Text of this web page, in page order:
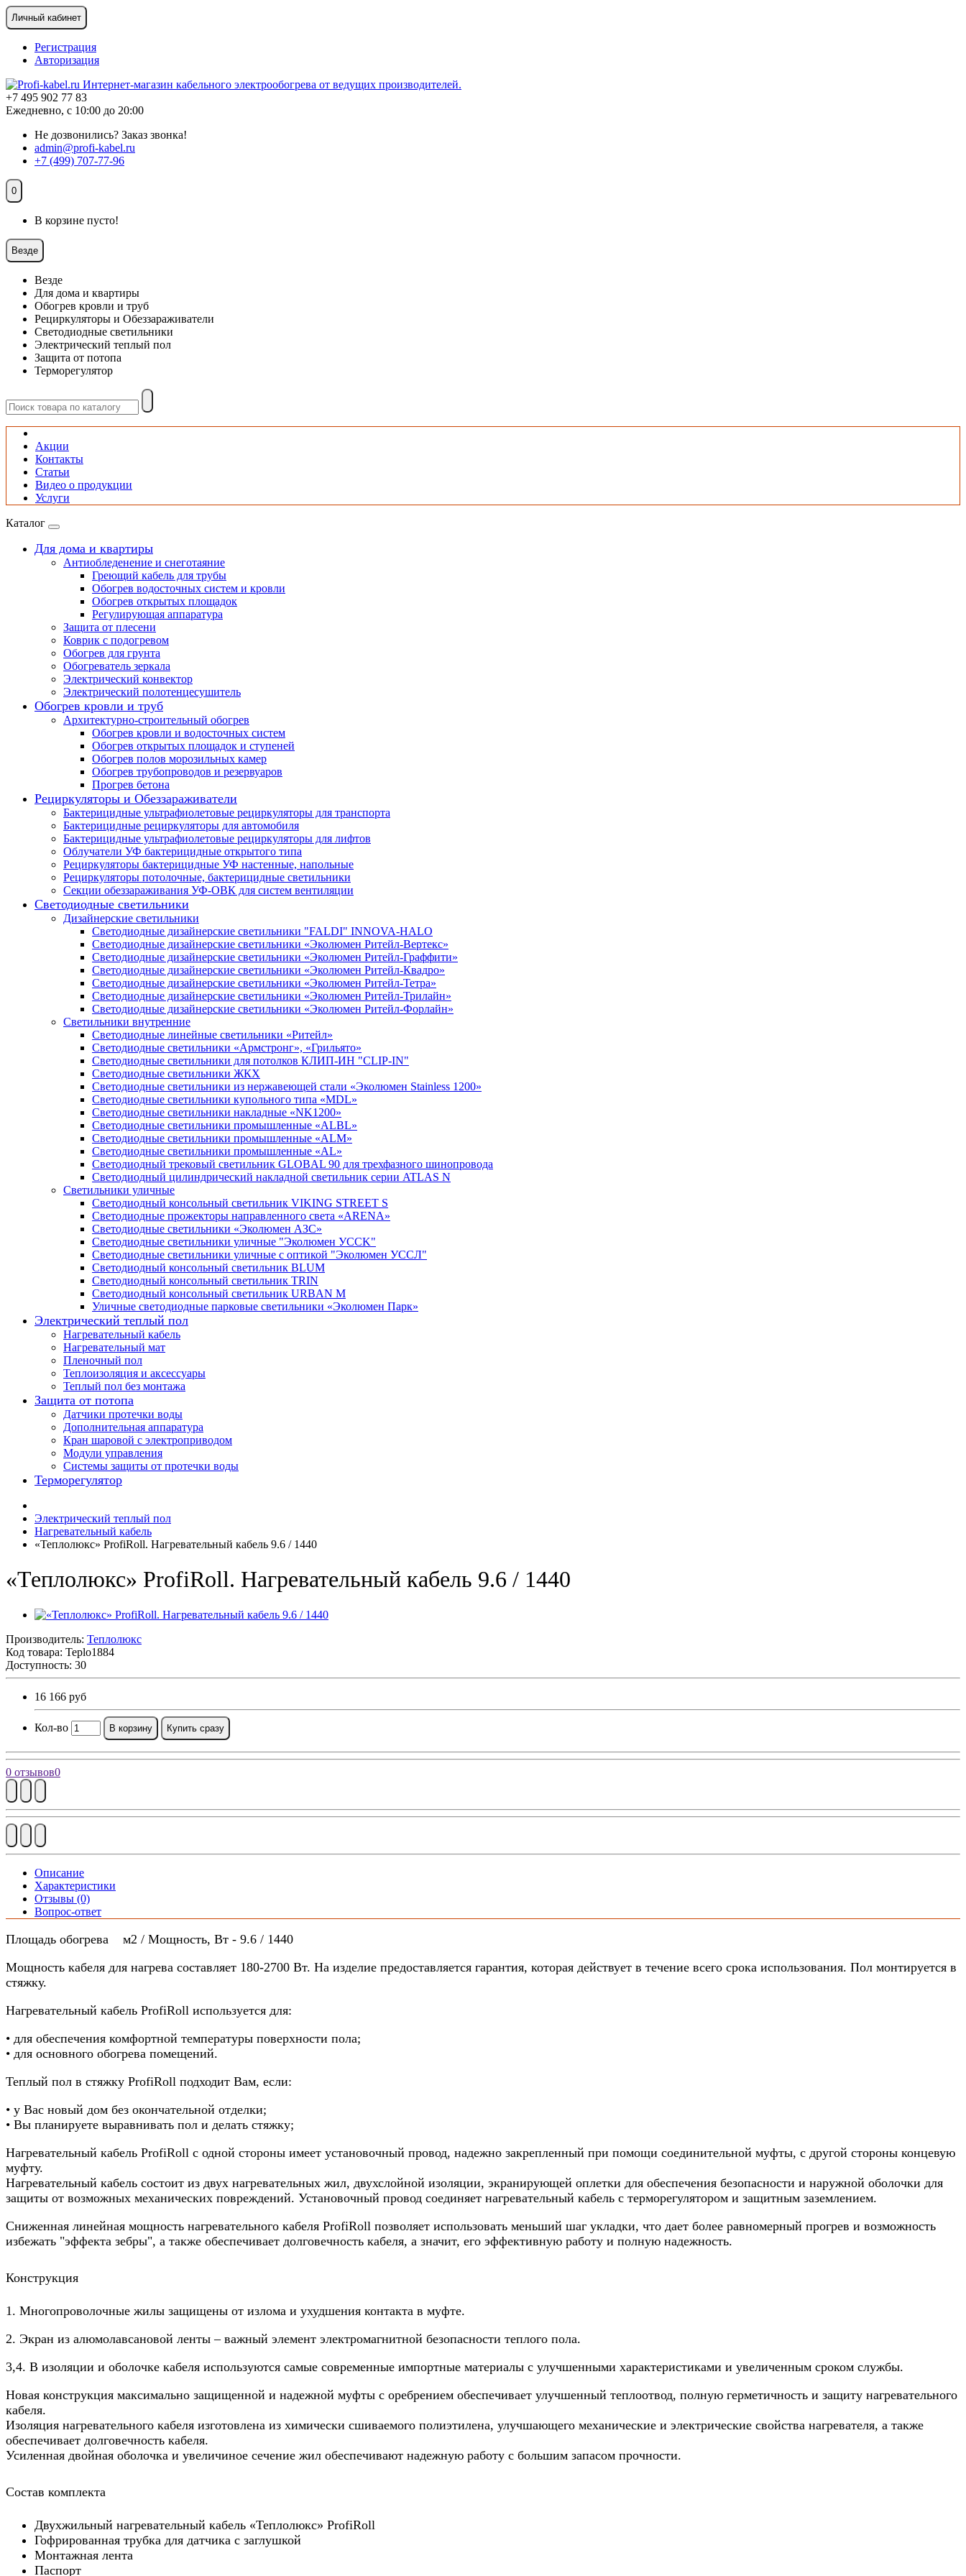
Личный кабинет
Регистрация
Авторизация
+7 495 902 77 83
Ежедневно, с 10:00 до 20:00
Не дозвонились? Заказ звонка!
admin@profi-kabel.ru
+7 (499) 707-77-96
0
В корзине пусто!
Везде
Везде
Для дома и квартиры
Обогрев кровли и труб
Рециркуляторы и Обеззараживатели
Светодиодные светильники
Электрический теплый пол
Защита от потопа
Терморегулятор
Акции
Контакты
Статьи
Видео о продукции
Услуги
Каталог
Для дома и квартиры
Антиобледенение и снеготаяние
Греющий кабель для трубы
Обогрев водосточных систем и кровли
Обогрев открытых площадок
Регулирующая аппаратура
Защита от плесени
Коврик с подогревом
Обогрев для грунта
Обогреватель зеркала
Электрический конвектор
Электрический полотенцесушитель
Обогрев кровли и труб
Архитектурно-строительный обогрев
Обогрев кровли и водосточных систем
Обогрев открытых площадок и ступеней
Обогрев полов морозильных камер
Обогрев трубопроводов и резервуаров
Прогрев бетона
Рециркуляторы и Обеззараживатели
Бактерицидные ультрафиолетовые рециркуляторы для транспорта
Бактерицидные рециркуляторы для автомобиля
Бактерицидные ультрафиолетовые рециркуляторы для лифтов
Облучатели УФ бактерицидные открытого типа
Рециркуляторы бактерицидные УФ настенные, напольные
Рециркуляторы потолочные, бактерицидные светильники
Секции обеззараживания УФ-ОВК для систем вентиляции
Светодиодные светильники
Дизайнерские светильники
Светодиодные дизайнерские светильники "FALDI" INNOVA-HALO
Светодиодные дизайнерские светильники «Эколюмен Ритейл-Вертекс»
Светодиодные дизайнерские светильники «Эколюмен Ритейл-Граффити»
Светодиодные дизайнерские светильники «Эколюмен Ритейл-Квадро»
Светодиодные дизайнерские светильники «Эколюмен Ритейл-Тетра»
Светодиодные дизайнерские светильники «Эколюмен Ритейл-Трилайн»
Светодиодные дизайнерские светильники «Эколюмен Ритейл-Форлайн»
Светильники внутренние
Светодиодные линейные светильники «Ритейл»
Светодиодные светильники «Армстронг», «Грильято»
Светодиодные светильники для потолков КЛИП-ИН "CLIP-IN"
Светодиодные светильники ЖКХ
Светодиодные светильники из нержавеющей стали «Эколюмен Stainless 1200»
Светодиодные светильники купольного типа «MDL»
Светодиодные светильники накладные «NK1200»
Светодиодные светильники промышленные «ALBL»
Светодиодные светильники промышленные «ALM»
Светодиодные светильники промышленные «AL»
Светодиодный трековый светильник GLOBAL 90 для трехфазного шинопровода
Светодиодный цилиндрический накладной светильник серии ATLAS N
Светильники уличные
Cветодиодный консольный светильник VIKING STREET S
Светодиодные прожекторы направленного света «ARENA»
Светодиодные светильники «Эколюмен АЗС»
Светодиодные светильники уличные "Эколюмен УССK"
Светодиодные светильники уличные с оптикой "Эколюмен УССЛ"
Светодиодный консольный светильник BLUM
Светодиодный консольный светильник TRIN
Светодиодный консольный светильник URBAN M
Уличные светодиодные парковые светильники «Эколюмен Парк»
Электрический теплый пол
Нагревательный кабель
Нагревательный мат
Пленочный пол
Теплоизоляция и аксессуары
Теплый пол без монтажа
Защита от потопа
Датчики протечки воды
Дополнительная аппаратура
Кран шаровой с электроприводом
Модули управления
Системы защиты от протечки воды
Терморегулятор
Электрический теплый пол
Нагревательный кабель
«Теплолюкс» ProfiRoll. Нагревательный кабель 9.6 / 1440
«Теплолюкс» ProfiRoll. Нагревательный кабель 9.6 / 1440
Производитель: Теплолюкс
Код товара: Teplo1884
Доступность: 30
16 166 руб
Кол-во В корзину Купить сразу
0 отзывов0
Описание
Характеристики
Отзывы (0)
Вопрос-ответ
Площадь обогрева м2 / Мощность, Вт - 9.6 / 1440
Мощность кабеля для нагрева составляет 180-2700 Вт. На изделие предоставляется гарантия, которая действует в течение всего срока использования. Пол монтируется в
стяжку.
Нагревательный кабель ProfiRoll используется для:
• для обеспечения комфортной температуры поверхности пола;
• для основного обогрева помещений.
Теплый пол в стяжку ProfiRoll подходит Вам, если:
• у Вас новый дом без окончательной отделки;
• Вы планируете выравнивать пол и делать стяжку;
Нагревательный кабель ProfiRoll с одной стороны имеет установочный провод, надежно закрепленный при помощи соединительной муфты, с другой стороны концевую
муфту.
Нагревательный кабель состоит из двух нагревательных жил, двухслойной изоляции, экранирующей оплетки для обеспечения безопасности и наружной оболочки для
защиты от возможных механических повреждений. Установочный провод соединяет нагревательный кабель с терморегулятором и защитным заземлением.
Сниженная линейная мощность нагревательного кабеля ProfiRoll позволяет использовать меньший шаг укладки, что дает более равномерный прогрев и возможность
избежать "эффекта зебры", а также обеспечивает долговечность кабеля, а значит, его эффективную работу и полную надежность.
Конструкция
1. Многопроволочные жилы защищены от излома и ухудшения контакта в муфте.
2. Экран из алюмолавсановой ленты – важный элемент электромагнитной безопасности теплого пола.
3,4. В изоляции и оболочке кабеля используются самые современные импортные материалы с улучшенными характеристиками и увеличенным сроком службы.
Новая конструкция максимально защищенной и надежной муфты с оребрением обеспечивает улучшенный теплоотвод, полную герметичность и защиту нагревательного
кабеля.
Изоляция нагревательного кабеля изготовлена из химически сшиваемого полиэтилена, улучшающего механические и электрические свойства нагревателя, а также
обеспечивает долговечность кабеля.
Усиленная двойная оболочка и увеличиное сечение жил обеспечивают надежную работу с большим запасом прочности.
Состав комплекта
Двухжильный нагревательный кабель «Теплолюкс» ProfiRoll
Гофрированная трубка для датчика с заглушкой
Монтажная лента
Паспорт